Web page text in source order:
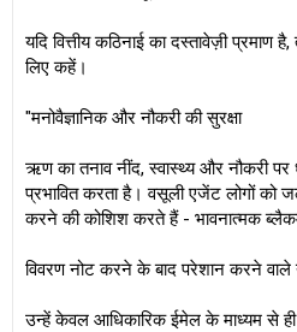
यदि वित्तीय कठिनाई का दस्तावेज़ी प्रमाण
लिए कहें।
"मनोवैज्ञानिक और नौकरी की सुरक्षा
ऋण का तनाव नींद, स्वास्थ्य और नौकरी पर
प्रभावित करता है। वसूली एजेंट लोगों को
करने की कोशिश करते हैं - भावनात्मक
विवरण नोट करने के बाद परेशान करने वाले
उन्हें केवल आधिकारिक ईमेल के माध्यम से